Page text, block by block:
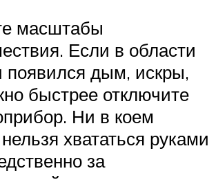
масштабы
Если в области
появился дым, искры,
быстрее отключите
Ни в коем
хвататься руками
за